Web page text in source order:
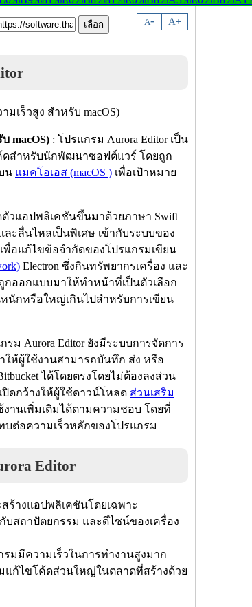
A- A+
macOS) : โปรแกรม Aurora Editor เป็น
ดสำหรับนักพัฒนาซอฟต์แวร์ โดยถูก
น แมคโอเอส (macOS ) เพื่อเป้าหมาย
ตัวแอปพลิเคชันขึ้นมาด้วยภาษา Swift
ะลื่นไหลเป็นพิเศษ เข้ากับระบบของ
พื่อแก้ไขข้อจำกัดของโปรแกรมเขียน
Electron ซึ่งกินทรัพยากรเครื่อง และ
ออกแบบมาให้ทำหน้าที่เป็นตัวเลือก
หนักหรือใหญ่เกินไปสำหรับการเขียน
ม Aurora Editor ยังมีระบบการจัดการ
ให้ผู้ใช้งานสามารถบันทึก ส่ง หรือ
ได้โดยตรงโดยไม่ต้องลงส่วน
ปิดกว้างให้ผู้ใช้ดาวน์โหลด ส่วนเสริม
านเพิ่มเติมได้ตามความชอบ โดยที่
บต่อความเร็วหลักของโปรแกรม
Editor
ร้างแอปพลิเคชันโดยเฉพาะ
บสถาปัตยกรรม และดีไซน์ของเครื่อง
รมมีความเร็วในการทำงานสูงมาก
แก้ไขโค้ดส่วนใหญ่ในตลาดที่สร้างด้วย